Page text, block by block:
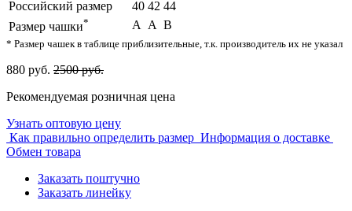
Российский размер
40 42 44
Размер чашки* A A B
* Размер чашек в таблице приблизительные, т.к. производитель их не указал
880 руб. 2500 руб.
Рекомендуемая розничная цена
Узнать оптовую цену
Как правильно определить размер Информация о доставке
Обмен товара
Заказать поштучно
Заказать линейку